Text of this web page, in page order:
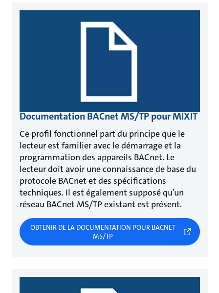
Documentation BACnet MS/TP pour MIXIT
Ce profil fonctionnel part du principe que le
lecteur est familier avec le démarrage et la
programmation des appareils BACnet. Le
lecteur doit avoir une connaissance de base du
protocole BACnet et des spécifications
techniques. Il est également supposé qu’un
réseau BACnet MS/TP existant est présent.
OBTENIR DE LA DOCUMENTATION POUR BACNET
MS/TP